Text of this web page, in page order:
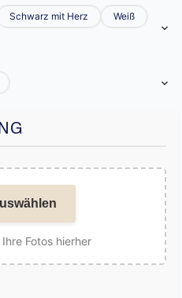
Schwarz mit Herz
Weiß
Fotos hierher